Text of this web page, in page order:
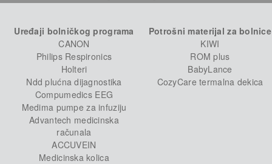
Uređaji bolničkog programa
CANON
Philips Respironics
Holteri
Ndd plućna dijagnostika
Compumedics EEG
Medima pumpe za infuziju
Advantech medicinska
računala
ACCUVEIN
Medicinska kolica
Potrošni materijal za bolnice
KIWI
ROM plus
BabyLance
CozyCare termalna dekica